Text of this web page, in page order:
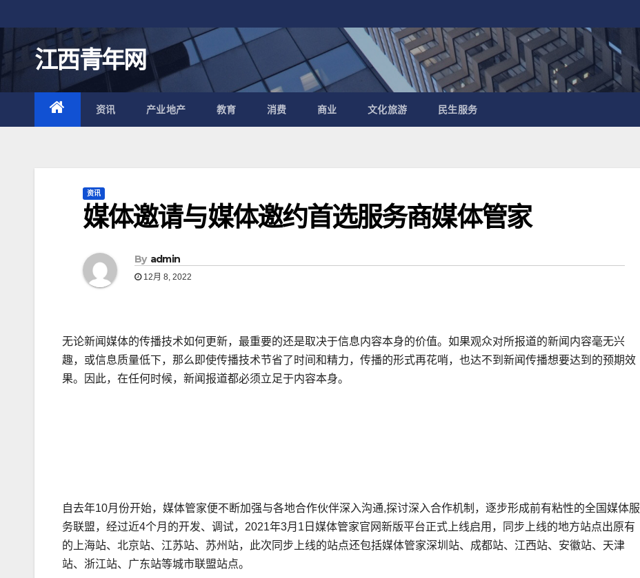
至
内
容
江西青年网
资讯 产业地产 教育 消费 商业 文化旅游 民生服务
资讯
媒体邀请与媒体邀约首选服务商媒体管家
By admin
12月 8, 2022
无论新闻媒体的传播技术如何更新，最重要的还是取决于信息内容本身的价值。如果观众对所报道的新闻内容毫无兴
趣，或信息质量低下，那么即使传播技术节省了时间和精力，传播的形式再花哨，也达不到新闻传播想要达到的预期效
果。因此，在任何时候，新闻报道都必须立足于内容本身。
自去年10月份开始，媒体管家便不断加强与各地合作伙伴深入沟通,探讨深入合作机制，逐步形成前有粘性的全国媒体服
务联盟，经过近4个月的开发、调试，2021年3月1日媒体管家官网新版平台正式上线启用，同步上线的地方站点出原有
的上海站、北京站、江苏站、苏州站，此次同步上线的站点还包括媒体管家深圳站、成都站、江西站、安徽站、天津
站、浙江站、广东站等城市联盟站点。